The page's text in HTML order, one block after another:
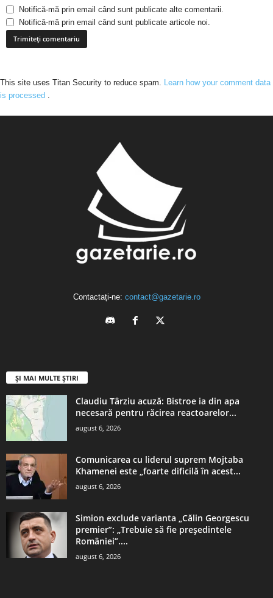
Notifică-mă prin email când sunt publicate alte comentarii.
Notifică-mă prin email când sunt publicate articole noi.
This site uses Titan Security to reduce spam. Learn how your comment data
is processed
Contactați-ne: contact@gazetarie.ro
ȘI MAI MULTE ȘTIRI
Claudiu Târziu acuză: Bistroe ia din apa
necesară pentru răcirea reactoarelor...
august 6, 2026
Comunicarea cu liderul suprem Mojtaba
Khamenei este „foarte dificilă în acest...
august 6, 2026
Simion exclude varianta „Călin Georgescu
premier”: „Trebuie să fie președintele
României”....
august 6, 2026